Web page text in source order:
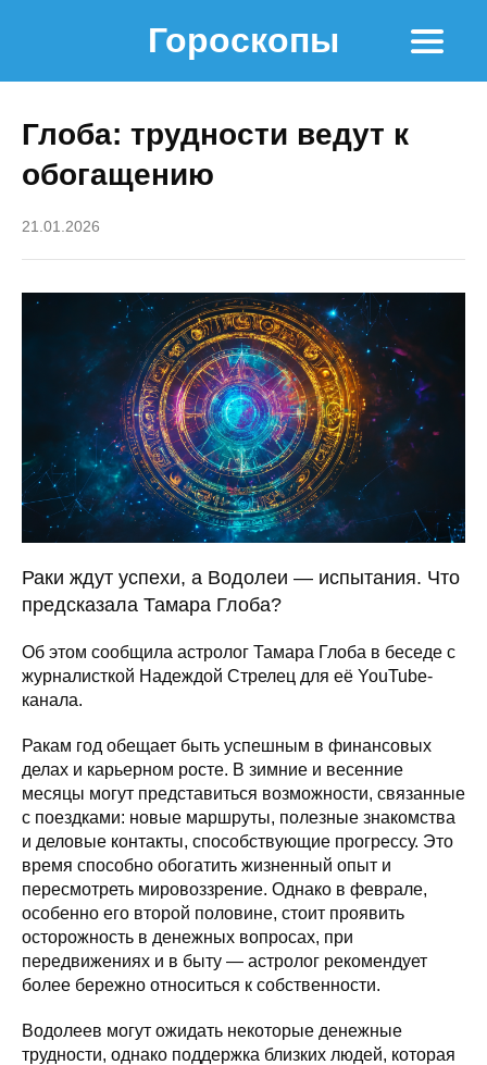
Гороскопы
Глоба: трудности ведут к
обогащению
21.01.2026
Раки ждут успехи, а Водолеи — испытания. Что
предсказала Тамара Глоба?
Об этом сообщила астролог Тамара Глоба в беседе с
журналисткой Надеждой Стрелец для её YouTube-
канала.
Ракам год обещает быть успешным в финансовых
делах и карьерном росте. В зимние и весенние
месяцы могут представиться возможности, связанные
с поездками: новые маршруты, полезные знакомства
и деловые контакты, способствующие прогрессу. Это
время способно обогатить жизненный опыт и
пересмотреть мировоззрение. Однако в феврале,
особенно его второй половине, стоит проявить
осторожность в денежных вопросах, при
передвижениях и в быту — астролог рекомендует
более бережно относиться к собственности.
Водолеев могут ожидать некоторые денежные
трудности, однако поддержка близких людей, которая